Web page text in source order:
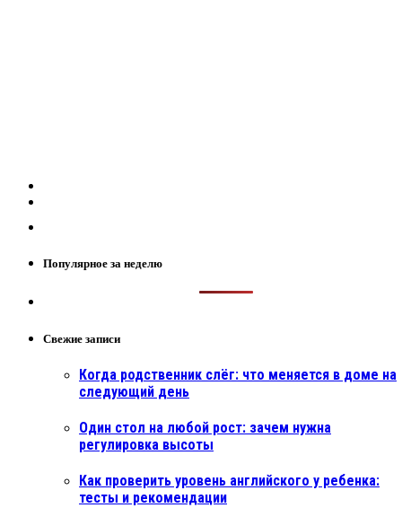
Популярное за неделю
Свежие записи
Когда родственник слёг: что меняется в доме на
следующий день
Один стол на любой рост: зачем нужна
регулировка высоты
Как проверить уровень английского у ребенка:
тесты и рекомендации